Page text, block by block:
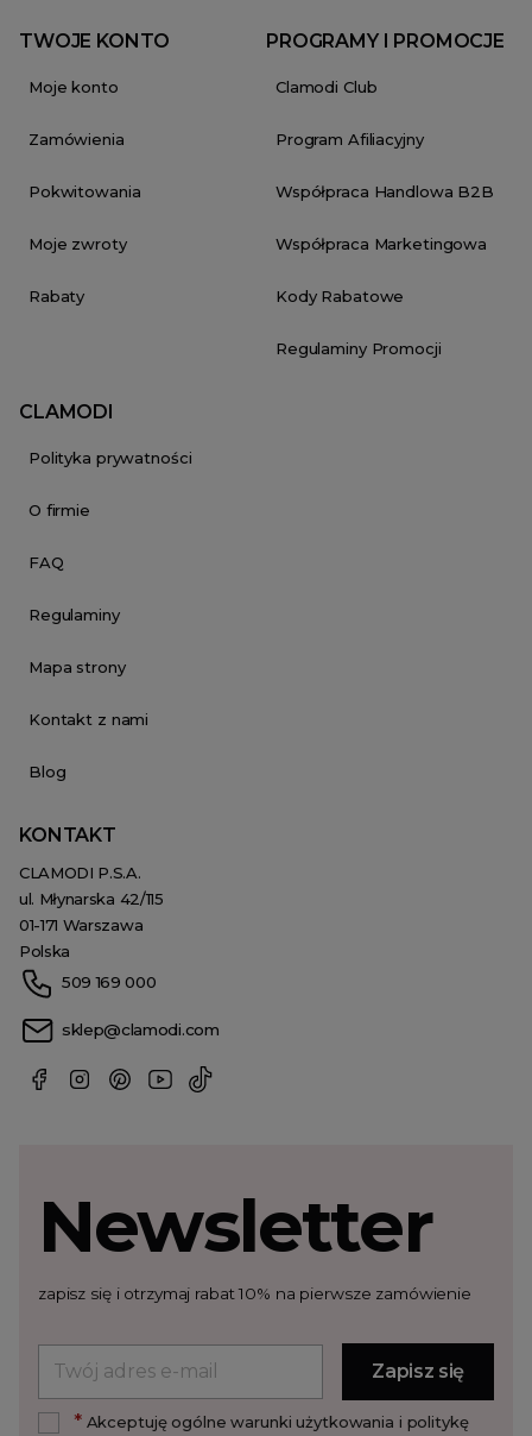
TWOJE KONTO
Moje konto
Zamówienia
Pokwitowania
Moje zwroty
Rabaty
PROGRAMY I PROMOCJE
Clamodi Club
Program Afiliacyjny
Współpraca Handlowa B2B
Współpraca Marketingowa
Kody Rabatowe
Regulaminy Promocji
CLAMODI
Polityka prywatności
O firmie
FAQ
Regulaminy
Mapa strony
Kontakt z nami
Blog
KONTAKT
CLAMODI P.S.A.
ul. Młynarska 42/115
01-171 Warszawa
Polska
509 169 000
sklep@clamodi.com
Newsletter
zapisz się i otrzymaj rabat 10% na pierwsze zamówienie
*Akceptuję ogólne warunki użytkowania i politykę